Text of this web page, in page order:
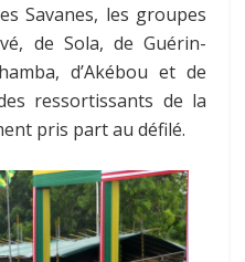
Savanes, les groupes
de Sola, de Guérin-
d’Akébou et de
ressortissants de la
pris part au défilé.